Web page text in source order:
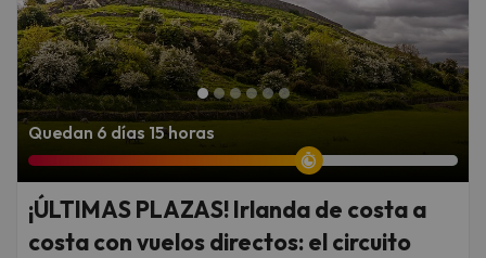
Quedan 6 días 15 horas
¡ÚLTIMAS PLAZAS! Irlanda de costa a
costa con vuelos directos: el circuito